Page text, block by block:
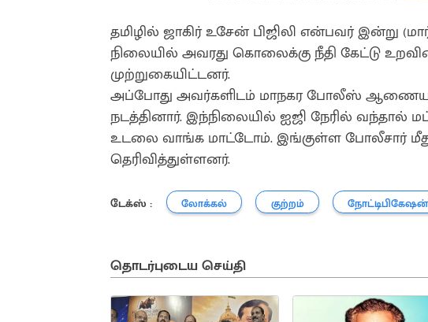
தமிழில் ஜாகிர் உசேன் பிஜிலி என்பவர் இன்று
நிலையில் அவரது கொலைக்கு நீதி கேட்டு
முற்றுகையிட்டனர்.
அப்போது அவர்களிடம் மாநகர போலீஸ்
நடத்தினார். இந்நிலையில் ஐஜி நேரில்
உடலை வாங்க மாட்டோம். இங்குள்ள போலீசார்
தெரிவித்துள்ளனர்.
டேக்ஸ் : லோக்கல் குற்றம் நோட்டிபிகேஷன்
தொடர்புடைய செய்தி